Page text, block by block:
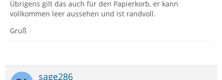
Übrigens gilt das auch für den Papierkorb, er kann
vollkommen leer aussehen und ist randvoll.
Gruß
sage286